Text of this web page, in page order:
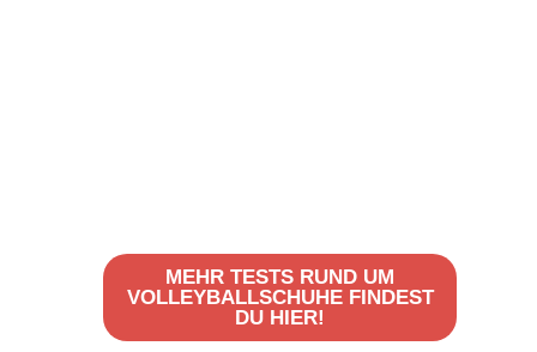
MEHR TESTS RUND UM
VOLLEYBALLSCHUHE FINDEST
DU HIER!